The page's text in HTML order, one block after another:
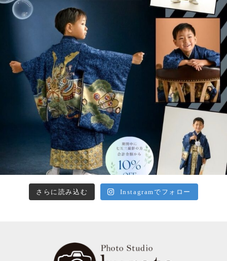
さらに読み込む Instagramでフォロー